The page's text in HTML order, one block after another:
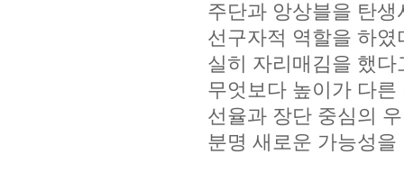
주단과 앙상블을 탄
선구자적 역할을 하
실히 자리매김을 했
무엇보다 높이가 다
선율과 장단 중심의
분명 새로운 가능성을